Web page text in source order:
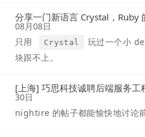
分享一门新语言 Crystal，Ruby
08月08日
只用
Crystal
玩过一个小
块跟不上。
[上海] 巧思科技诚聘后端服务工
30日
nightire 的帖子都能愉快地讨论